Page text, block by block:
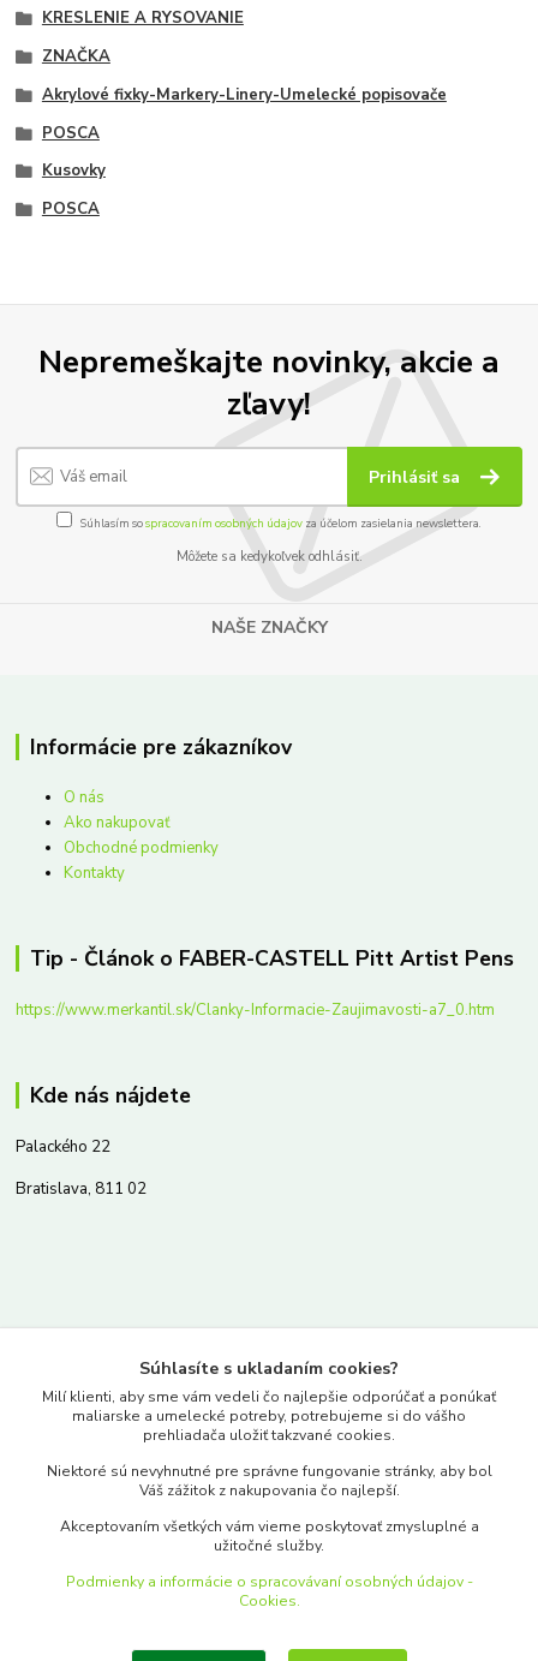
KRESLENIE A RYSOVANIE
ZNAČKA
Akrylové fixky-Markery-Linery-Umelecké popisovače
POSCA
Kusovky
POSCA
Nepremeškajte novinky, akcie a
zľavy!
Prihlásiť sa
Súhlasím sospracovaním osobných údajov za účelom zasielania newslettera.
Môžete sa kedykoľvek odhlásiť.
NAŠE ZNAČKY
Informácie pre zákazníkov
O nás
Ako nakupovať
Obchodné podmienky
Kontakty
Tip - Článok o FABER-CASTELL Pitt Artist Pens
https://www.merkantil.sk/Clanky-Informacie-Zaujimavosti-a7_0.htm
Kde nás nájdete
Palackého 22
Bratislava, 811 02
www.merkantil.sk
Pondelok-Piatok: 9.00-17.00hod.
objednavky@merkantil-obchod.sk
Súhlasíte s ukladaním cookies?
Milí klienti, aby sme vám vedeli čo najlepšie odporúčať a ponúkať
maliarske a umelecké potreby, potrebujeme si do vášho
prehliadača uložiť takzvané cookies.
Niektoré sú nevyhnutné pre správne fungovanie stránky, aby bol
Váš zážitok z nakupovania čo najlepší.
Akceptovaním všetkých vám vieme poskytovať zmysluplné a
užitočné služby.
Podmienky a informácie o spracovávaní osobných údajov -
Cookies.